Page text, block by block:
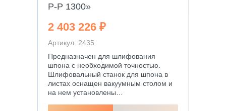
P-P 1300»
2 403 226 ₽
Артикул: 2435
Предназначен для шлифования
шпона с необходимой точностью.
Шлифовальный станок для шпона в
листах оснащен вакуумным столом и
на нем установлены…